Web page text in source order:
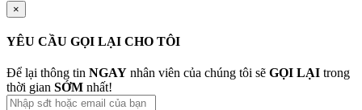
×
YÊU CẦU GỌI LẠI CHO TÔI
Để lại thông tin NGAY nhân viên của chúng tôi sẽ GỌI LẠI trong
thời gian SỚM nhất!